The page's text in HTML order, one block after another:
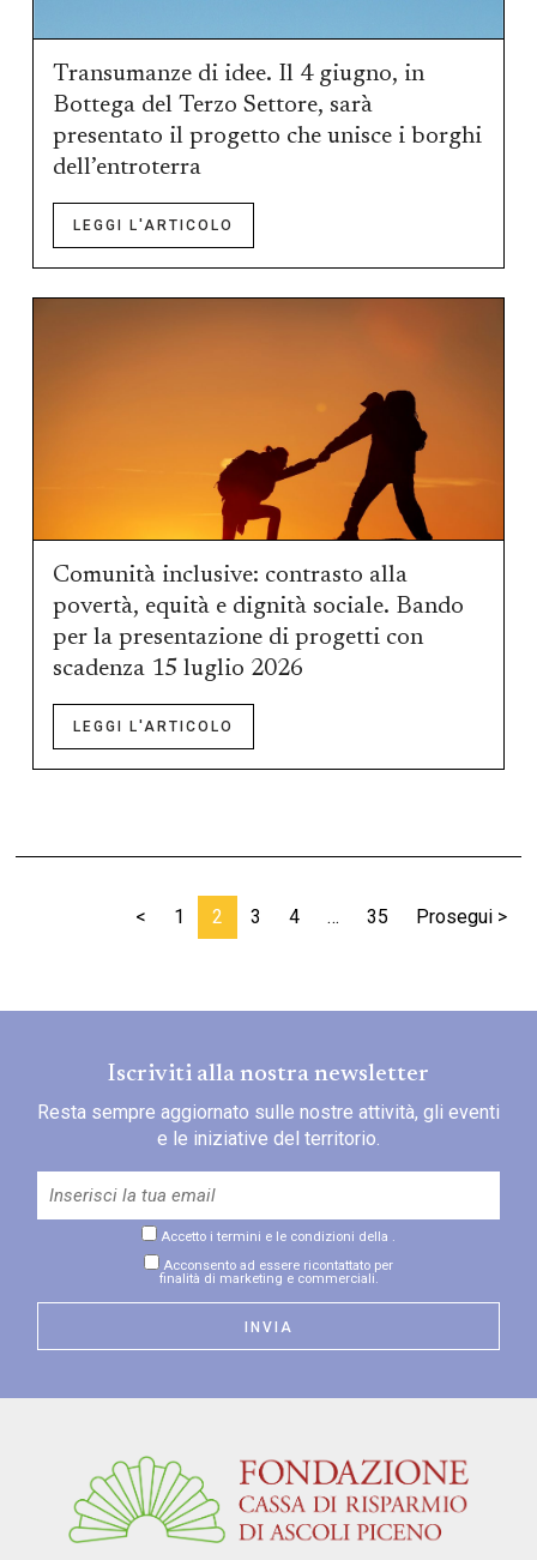
Transumanze di idee. Il 4 giugno, in
Bottega del Terzo Settore, sarà
presentato il progetto che unisce i borghi
dell’entroterra
LEGGI L'ARTICOLO
Comunità inclusive: contrasto alla
povertà, equità e dignità sociale. Bando
per la presentazione di progetti con
scadenza 15 luglio 2026
LEGGI L'ARTICOLO
Posts navigation
< 1 2 3 4 … 35 Prosegui >
Iscriviti alla nostra newsletter
Resta sempre aggiornato sulle nostre attività, gli eventi
e le iniziative del territorio.
Accetto i termini e le condizioni della
Acconsento ad essere ricontattato per
finalità di marketing e commerciali.